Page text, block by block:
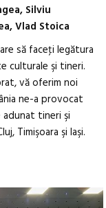
Silviu
Vlad Stoica
să faceţi legătura
culturale şi tineri.
vă oferim noi
ne-a provocat
adunat tineri şi
Timişoara şi Iaşi.